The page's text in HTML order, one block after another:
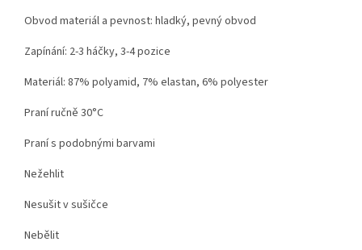
Obvod materiál a pevnost: hladký, pevný obvod
Zapínání: 2-3 háčky, 3-4 pozice
Materiál: 87% polyamid, 7% elastan, 6% polyester
Praní ručně 30°C
Praní s podobnými barvami
Nežehlit
Nesušit v sušičce
Nebělit